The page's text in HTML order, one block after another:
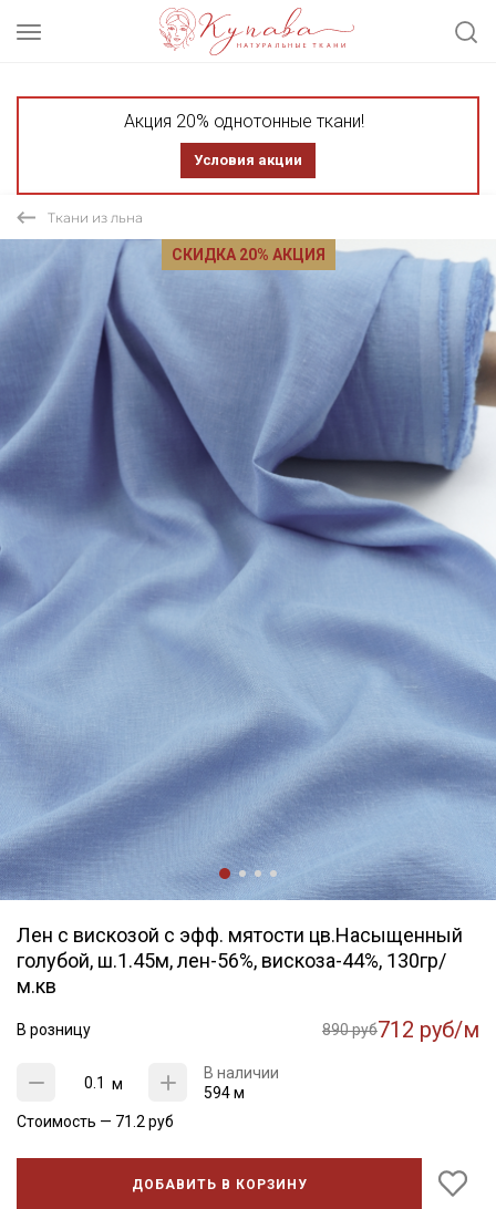
Акция 20% однотонные ткани!
Условия акции
Ткани из льна
СКИДКА 20% АКЦИЯ
Лен с вискозой с эфф. мятости цв.Насыщенный
голубой, ш.1.45м, лен-56%, вискоза-44%, 130гр/
м.кв
В розницу 890 руб712 руб/м
м
В наличии
594 м
Стоимость — 71.2 руб
ДОБАВИТЬ В КОРЗИНУ